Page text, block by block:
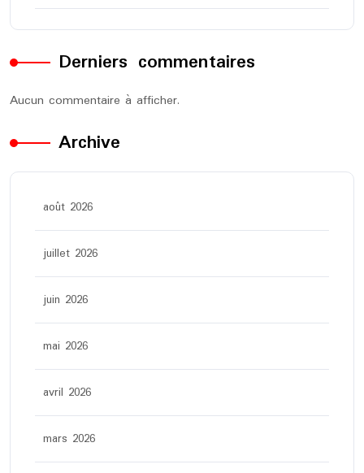
Derniers commentaires
Aucun commentaire à afficher.
Archive
août 2026
juillet 2026
juin 2026
mai 2026
avril 2026
mars 2026